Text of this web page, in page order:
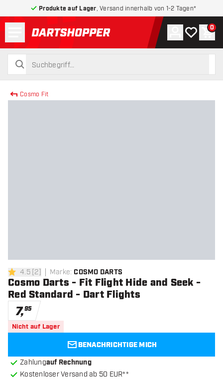
Produkte auf Lager , Versand innerhalb von 1-2 Tagen*
zurück zur Startseite
suchen
suchen
Konto
Meine 0
Cosmo Fit
4.5 Bewertungssterne
4.5[2] Marke: COSMO DARTS
Cosmo Darts - Fit Flight Hide and Seek -
Red Standard - Dart Flights
7,95
Nicht auf Lager
BENACHRICHTIGE MICH
Zahlungauf Rechnung
Kostenloser Versand ab 50 EUR**